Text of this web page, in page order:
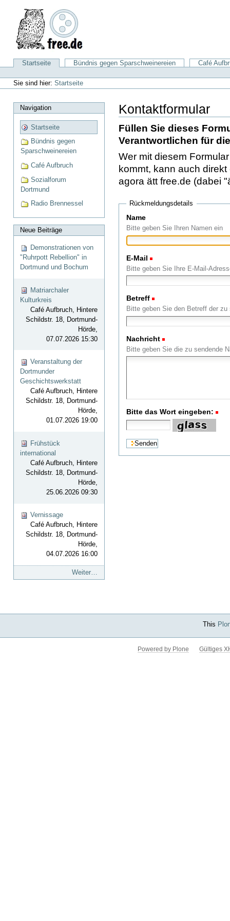
Direkt
Navigation
SektionenStartseite Bündnis gegen Sparschweinereien
Café
Benutzerspezifische
Werkzeuge
Sie sind hier: Startseite
Navigation
Startseite
Bündnis gegen
Sparschweinereien
Café Aufbruch
Sozialforum
Dortmund
Radio Brennessel
Neue Beiträge
Demonstrationen von
"Ruhrpott Rebellion" in
Dortmund und Bochum
Matriarchaler
Kulturkreis
Café Aufbruch, Hintere
Schildstr. 18, Dortmund-
Hörde,
07.07.2026 15:30
Veranstaltung der
Dortmunder
Geschichtswerkstatt
Café Aufbruch, Hintere
Schildstr. 18, Dortmund-
Hörde,
01.07.2026 19:00
Frühstück
international
Café Aufbruch, Hintere
Schildstr. 18, Dortmund-
Hörde,
25.06.2026 09:30
Vernissage
Café Aufbruch, Hintere
Schildstr. 18, Dortmund-
Hörde,
04.07.2026 16:00
Weiter…
Kontaktformular
Füllen Sie dieses
Verantwortlichen für
Wer mit diesem
kommt, kann auch
agora ätt free.de (dabei
Rückmeldungsdetails
Name
Bitte geben Sie Ihren Namen ein
E-Mail
Bitte geben Sie Ihre E-Mail-
Betreff
Bitte geben Sie den Betreff der
Nachricht
Bitte geben Sie die zu sendende
Bitte das Wort eingeben:
This
Powered by Plone Gültiges